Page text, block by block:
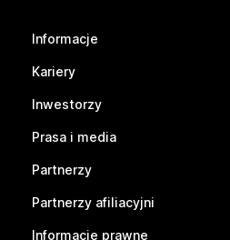
Informacje
Kariery
Inwestorzy
Prasa i media
Partnerzy
Partnerzy afiliacyjni
Informacje prawne